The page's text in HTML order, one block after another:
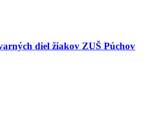
diel žiakov ZUŠ Púchov